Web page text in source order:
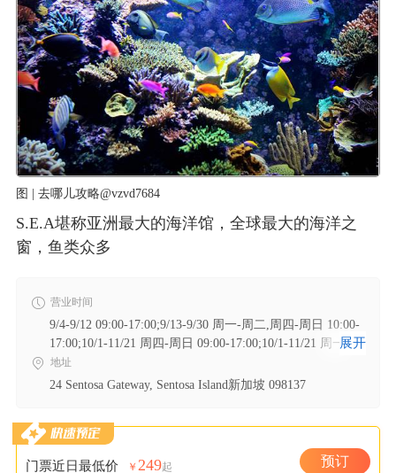
图 | 去哪儿攻略@vzvd7684
S.E.A堪称亚洲最大的海洋馆，全球最大的海洋之
窗，鱼类众多
营业时间
9/4-9/12 09:00-17:00;9/13-9/30 周一-周二,周四-周日 10:00-
17:00;10/1-11/21 周四-周日 09:00-17:00;10/1-11/21 周一-周
二 10:00-17:00;11/22-12/31 周一-周二,周四-周日 09:00-
17:00;9/13-12/31 周三 全天不开放 ;8/31-9/3 全天不开放
展开
地址
24 Sentosa Gateway, Sentosa Island新加坡 098137
门票近日最低价 ￥ 249起 预订